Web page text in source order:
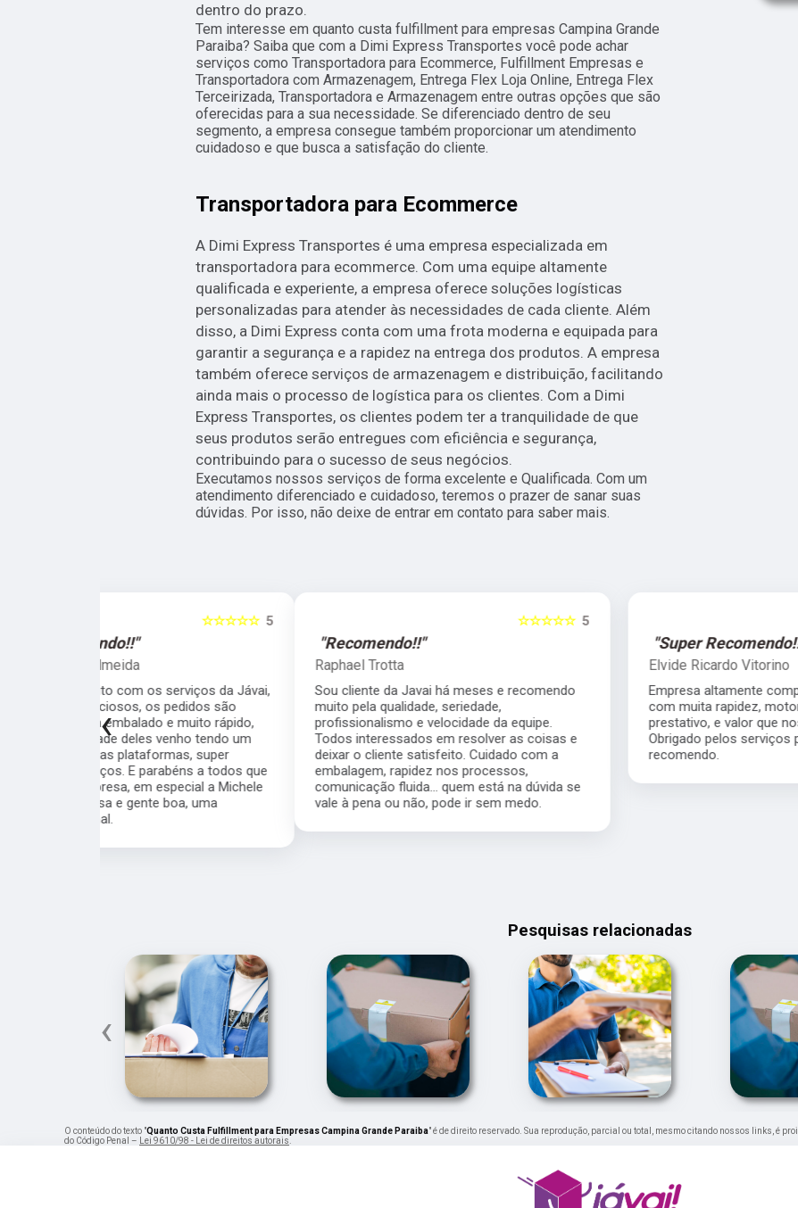
dentro do prazo.
Tem interesse em quanto custa fulfillment para empresas Campina Grande
Paraiba? Saiba que com a Dimi Express Transportes você pode achar
serviços como Transportadora para Ecommerce, Fulfillment Empresas e
Transportadora com Armazenagem, Entrega Flex Loja Online, Entrega Flex
Terceirizada, Transportadora e Armazenagem entre outras opções que são
oferecidas para a sua necessidade. Se diferenciado dentro de seu
segmento, a empresa consegue também proporcionar um atendimento
cuidadoso e que busca a satisfação do cliente.
Transportadora para Ecommerce
A Dimi Express Transportes é uma empresa especializada em
transportadora para ecommerce. Com uma equipe altamente
qualificada e experiente, a empresa oferece soluções logísticas
personalizadas para atender às necessidades de cada cliente. Além
disso, a Dimi Express conta com uma frota moderna e equipada para
garantir a segurança e a rapidez na entrega dos produtos. A empresa
também oferece serviços de armazenagem e distribuição, facilitando
ainda mais o processo de logística para os clientes. Com a Dimi
Express Transportes, os clientes podem ter a tranquilidade de que
seus produtos serão entregues com eficiência e segurança,
contribuindo para o sucesso de seus negócios.
Executamos nossos serviços de forma excelente e Qualificada. Com um
atendimento diferenciado e cuidadoso, teremos o prazer de sanar suas
dúvidas. Por isso, não deixe de entrar em contato para saber mais.
"Recomendo!!"
Raphael Trotta
Sou cliente da Javai há meses e recomendo
muito pela qualidade, seriedade,
profissionalismo e velocidade da equipe.
Todos interessados em resolver as coisas e
deixar o cliente satisfeito. Cuidado com a
embalagem, rapidez nos processos,
comunicação fluida... quem está na dúvida se
vale à pena ou não, pode ir sem medo.
Empresa altamente competente, me atendeu
com muita rapidez, motorista muito
prestativo, e valor que nos ajudou muito.
Obrigado pelos serviços prestados super
recomendo.
‹
Pesquisas relacionadas
‹
O conteúdo do texto "Quanto Custa Fulfillment para Empresas Campina Grande Paraiba" é de direito reservado. Sua reprodução, parcial ou total, mesmo citando nossos links, é
do Código Penal –
Lei 9610/98 - Lei de direitos autorais